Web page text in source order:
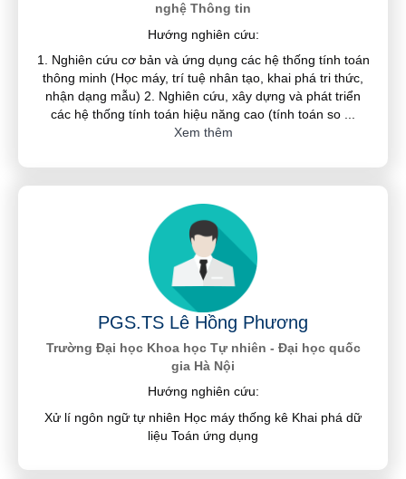
nghệ Thông tin
Hướng nghiên cứu:
1. Nghiên cứu cơ bản và ứng dụng các hệ thống tính toán
thông minh (Học máy, trí tuệ nhân tạo, khai phá tri thức,
nhận dạng mẫu) 2. Nghiên cứu, xây dựng và phát triển
các hệ thống tính toán hiệu năng cao (tính toán so
Xem thêm
PGS.TS Lê Hồng Phương
Trường Đại học Khoa học Tự nhiên - Đại học quốc
gia Hà Nội
Hướng nghiên cứu:
Xử lí ngôn ngữ tự nhiên Học máy thống kê Khai phá dữ
liệu Toán ứng dụng